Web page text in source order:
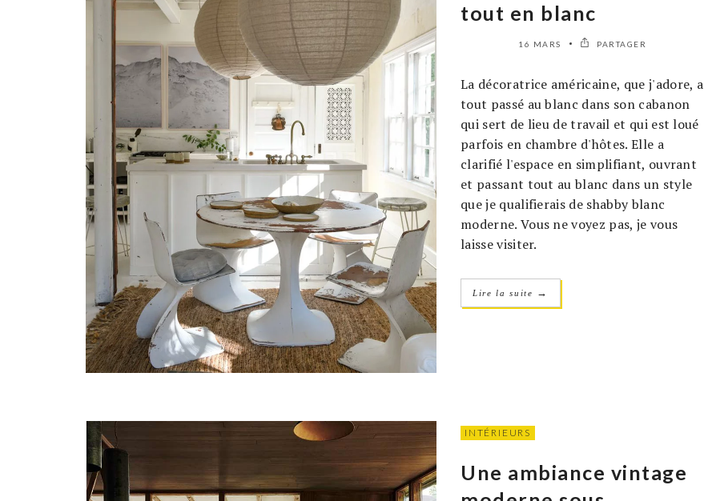
tout en blanc
16 MARS PARTAGER
La décoratrice américaine, que j'adore, a
tout passé au blanc dans son cabanon
qui sert de lieu de travail et qui est loué
parfois en chambre d'hôtes. Elle a
clarifié l'espace en simplifiant, ouvrant
et passant tout au blanc dans un style
que je qualifierais de shabby blanc
moderne. Vous ne voyez pas, je vous
laisse visiter.
Lire la suite →
INTÉRIEURS
Une ambiance vintage